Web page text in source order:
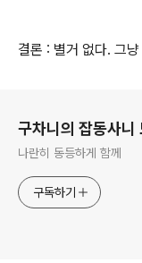
결론 : 별거 없다. 그
구차니의 잡동사니
나란히 동등하게 함께
구독하기